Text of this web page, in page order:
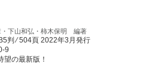
下山和弘・柿木保明 編著
判 ⁄ 504頁 2022年3月発行
9
の最新版！